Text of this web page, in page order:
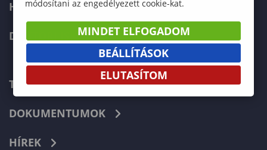
HALLGATÓKNAK
DOKTORI ISKOLA
TELEFONKÖNYV
DOKUMENTUMOK
HÍREK
módosítani az engedélyezett cookie-kat.
MINDET ELFOGADOM
BEÁLLÍTÁSOK
ELUTASÍTOM